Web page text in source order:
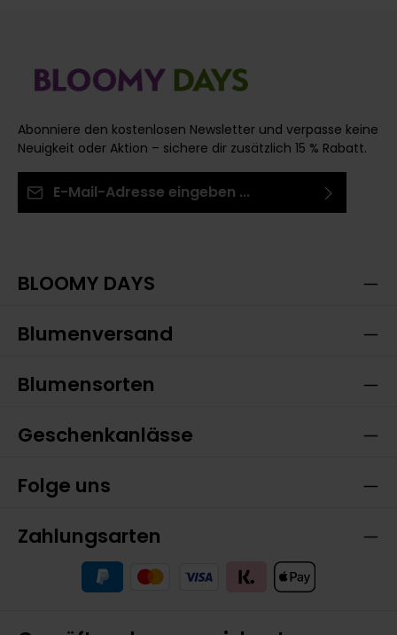
Abonniere den kostenlosen Newsletter und verpasse keine
Neuigkeit oder Aktion – sichere dir zusätzlich 15 % Rabatt.
BLOOMY DAYS
Blumenversand
Blumensorten
Geschenkanlässe
Folge uns
Zahlungsarten